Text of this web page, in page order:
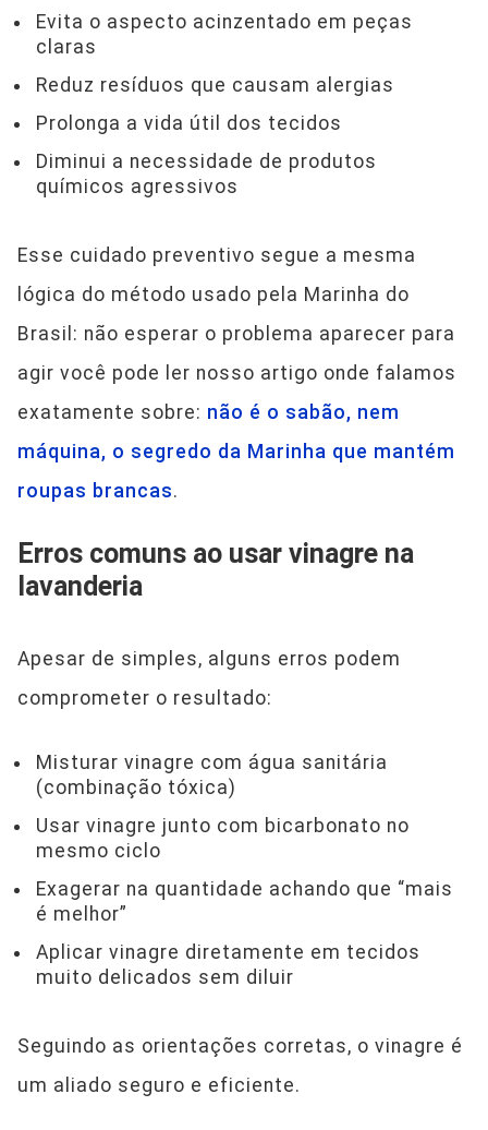
Evita o aspecto acinzentado em peças
claras
Reduz resíduos que causam alergias
Prolonga a vida útil dos tecidos
Diminui a necessidade de produtos
químicos agressivos
Esse cuidado preventivo segue a mesma
lógica do método usado pela Marinha do
Brasil: não esperar o problema aparecer para
agir você pode ler nosso artigo onde falamos
exatamente sobre: não é o sabão, nem
máquina, o segredo da Marinha que mantém
roupas brancas.
Erros comuns ao usar vinagre na
lavanderia
Apesar de simples, alguns erros podem
comprometer o resultado:
Misturar vinagre com água sanitária
(combinação tóxica)
Usar vinagre junto com bicarbonato no
mesmo ciclo
Exagerar na quantidade achando que “mais
é melhor”
Aplicar vinagre diretamente em tecidos
muito delicados sem diluir
Seguindo as orientações corretas, o vinagre é
um aliado seguro e eficiente.